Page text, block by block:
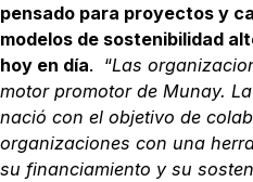
pensado para proyectos y
modelos de sostenibilidad
hoy en día. “Las
motor promotor de Munay.
nació con el objetivo de
organizaciones con una
su financiamiento y su